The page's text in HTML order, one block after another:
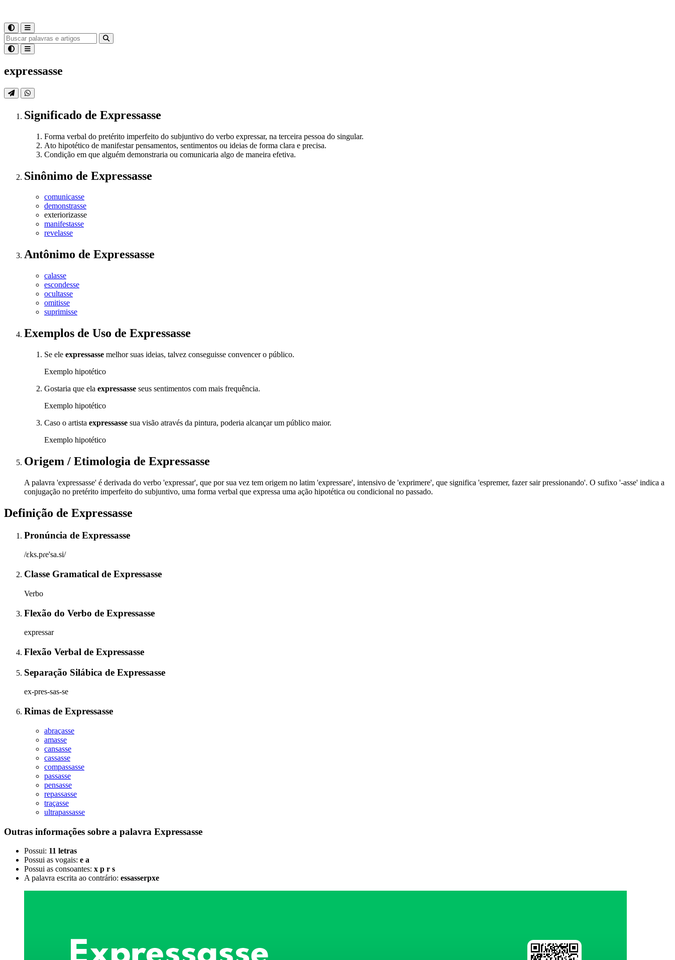
expressasse
Significado de Expressasse
Forma verbal do pretérito imperfeito do subjuntivo do verbo expressar, na terceira pessoa do singular.
Ato hipotético de manifestar pensamentos, sentimentos ou ideias de forma clara e precisa.
Condição em que alguém demonstraria ou comunicaria algo de maneira efetiva.
Sinônimo de Expressasse
comunicasse
demonstrasse
exteriorizasse
manifestasse
revelasse
Antônimo de Expressasse
calasse
escondesse
ocultasse
omitisse
suprimisse
Exemplos de Uso de Expressasse
Se ele expressasse melhor suas ideias, talvez conseguisse convencer o público.
Exemplo hipotético
Gostaria que ela expressasse seus sentimentos com mais frequência.
Exemplo hipotético
Caso o artista expressasse sua visão através da pintura, poderia alcançar um público maior.
Exemplo hipotético
Origem / Etimologia de Expressasse
A palavra 'expressasse' é derivada do verbo 'expressar', que por sua vez tem origem no latim 'expressare', intensivo de 'exprimere', que significa 'espremer, fazer sair pressionando'. O sufixo '-asse' indica a
conjugação no pretérito imperfeito do subjuntivo, uma forma verbal que expressa uma ação hipotética ou condicional no passado.
Definição de Expressasse
Pronúncia de Expressasse
/ɛks.pɾe'sa.si/
Classe Gramatical de Expressasse
Verbo
Flexão do Verbo de Expressasse
expressar
Flexão Verbal de Expressasse
Separação Silábica de Expressasse
ex-pres-sas-se
Rimas de Expressasse
abraçasse
amasse
cansasse
cassasse
compassasse
passasse
pensasse
repassasse
traçasse
ultrapassasse
Outras informações sobre a palavra Expressasse
Possui: 11 letras
Possui as vogais: e a
Possui as consoantes: x p r s
A palavra escrita ao contrário: essasserpxe